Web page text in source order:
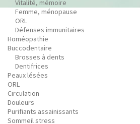
Vitalité, mémoire
Femme, ménopause
ORL
Défenses immunitaires
Homéopathie
Buccodentaire
Brosses à dents
Dentifrices
Peaux lésées
ORL
Circulation
Douleurs
Purifiants assainissants
Sommeil stress